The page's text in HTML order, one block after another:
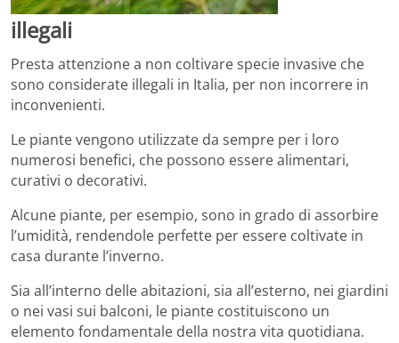
illegali
Presta attenzione a non coltivare specie invasive che
sono considerate illegali in Italia, per non incorrere in
inconvenienti.
Le piante vengono utilizzate da sempre per i loro
numerosi benefici, che possono essere alimentari,
curativi o decorativi.
Alcune piante, per esempio, sono in grado di assorbire
l’umidità, rendendole perfette per essere coltivate in
casa durante l’inverno.
Sia all’interno delle abitazioni, sia all’esterno, nei giardini
o nei vasi sui balconi, le piante costituiscono un
elemento fondamentale della nostra vita quotidiana.